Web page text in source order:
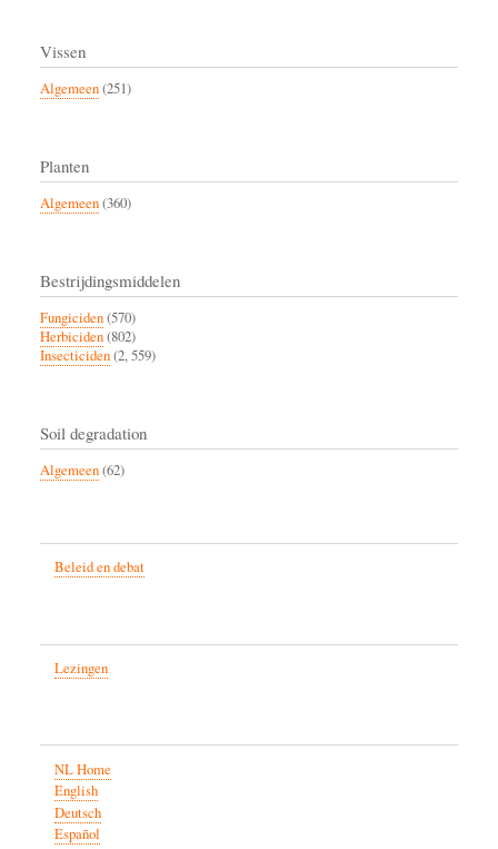
Vissen
Algemeen(251)
Planten
Algemeen(360)
Bestrijdingsmiddelen
Fungiciden(570)
Herbiciden(802)
Insecticiden(2, 559)
Soil degradation
Algemeen(62)
Beleid en debat
Lezingen
NL Home
English
Deutsch
Español